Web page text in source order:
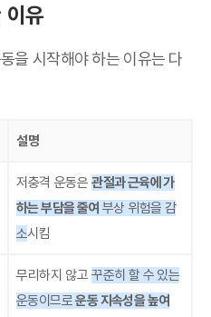
이유
을 시작해야 하는 이유는 다
설명
저충격 운동은관절과 근육에 가
하는 부담을 줄여 부상 위험을 감
소시킴
무리하지 않고꾸준히 할 수 있는
운동이므로운동 지속성을 높여